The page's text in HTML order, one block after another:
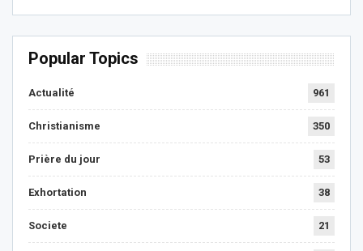
Popular Topics
Actualité 961
Christianisme 350
Prière du jour 53
Exhortation 38
Societe 21